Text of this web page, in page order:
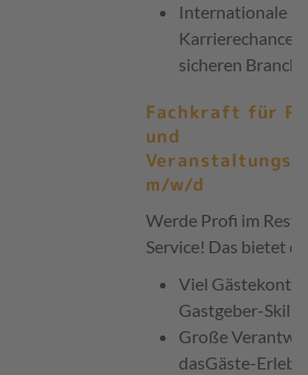
Internationale
sicheren Branche
Fachkraft für
und
m/w/d
Werde Profi im
Service! Das bietet
Viel
Gastgeber-Skills
Große
dasGäste-